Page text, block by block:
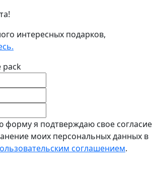
интересных подарков,
pack
форму я подтверждаю свое согласие
моих персональных данных в
соглашением.